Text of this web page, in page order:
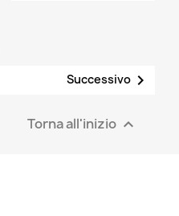
Successivo 
Torna all'inizio 